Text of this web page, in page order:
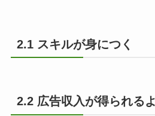
2.1 スキルが身につく
2.2 広告収入が得られる